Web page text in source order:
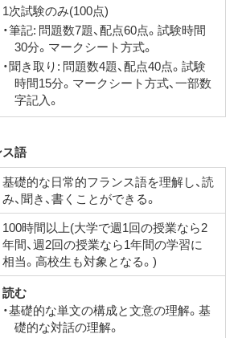
1次試験のみ(100点)
・筆記: 問題数7題、配点60点。試験時間
30分。マークシート方式。
・聞き取り: 問題数4題、配点40点。試験
時間15分。マークシート方式、一部数
字記入。
語
基礎的な日常的フランス語を理解し、読
み、聞き、書くことができる。
100時間以上(大学で週1回の授業なら2
年間、週2回の授業なら1年間の学習に
相当。高校生も対象となる。)
読む
・基礎的な単文の構成と文意の理解。基
礎的な対話の理解。